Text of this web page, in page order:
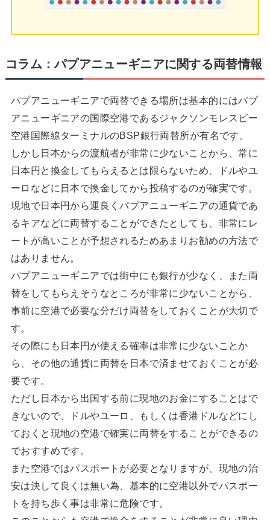
コラム：パプアニューギニアに関する両替情報
パプアニューギニアで両替できる場所は基本的にはパプ
アニューギニアの国際空港であるジャクソンモレスビー
空港国際線ターミナルのBSP銀行両替所が有名です。
しかし日本からの渡航者が非常に少ないことから、常に
日本円と換金してもらえるとは限らないため、ドルやユ
ーロなどに日本で換金してから投稿するのが確実です。
現地で日本円から運良くパプアニューギニアの通貨であ
るキアなどに両替することができたとしても、非常にレ
ートが高いことが予想されるためあまりお勧めの方法で
はありません。
パプアニューギニアでは街中にも銀行が少なく、また両
替をしてもらえそうなところが非常に少ないことから、
事前に空港で必要な分だけ両替をしておくことが大切で
す。
その際にも日本円が使える確率は非常に少ないことか
ら、その他の通貨に両替を日本で済ませておくことが必
要です。
ただし日本から出国する前に現地のお金にすることはで
きないので、ドルやユーロ、もしくは香港ドルなどにし
ておくと現地の空港で確実に両替をすることができるの
でおすすめです。
また空港ではパスポートが必要となりますが、現地の治
安は決して良くは無い為、基本的に空港以外でパスポー
トを持ち歩く事は非常に危険です。